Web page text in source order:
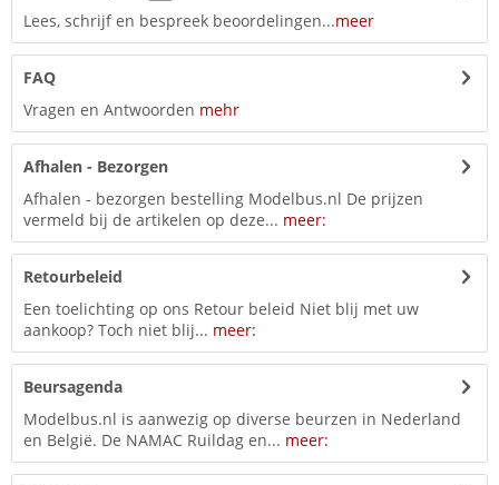
Lees, schrijf en bespreek beoordelingen...meer
FAQ
Vragen en Antwoorden mehr
Afhalen - Bezorgen
Afhalen - bezorgen bestelling Modelbus.nl De prijzen
vermeld bij de artikelen op deze... meer:
Retourbeleid
Een toelichting op ons Retour beleid Niet blij met uw
aankoop? Toch niet blij... meer:
Beursagenda
Modelbus.nl is aanwezig op diverse beurzen in Nederland
en België. De NAMAC Ruildag en... meer: